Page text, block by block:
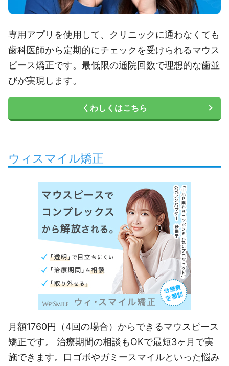
専用アプリを使用して、クリニックに通わなくても
歯科医師から定期的にチェックを受けられるマウス
ピース矯正です。最低限の通院回数で理想的な歯並
びが実現します。
くわしくはこちら
ウィスマイル矯正
月額1760円（4回の場合）からできるマウスピース
矯正です。 治療期間の相談もOKで最短3ヶ月で実
施できます。口ゴボやガミースマイルといった悩み